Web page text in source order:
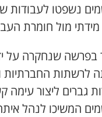
נשפטו לעבודות
מידתי מול חומרת
בפרשה שנחקרה על
לרשתות החברתיות
המשיכו לנהל